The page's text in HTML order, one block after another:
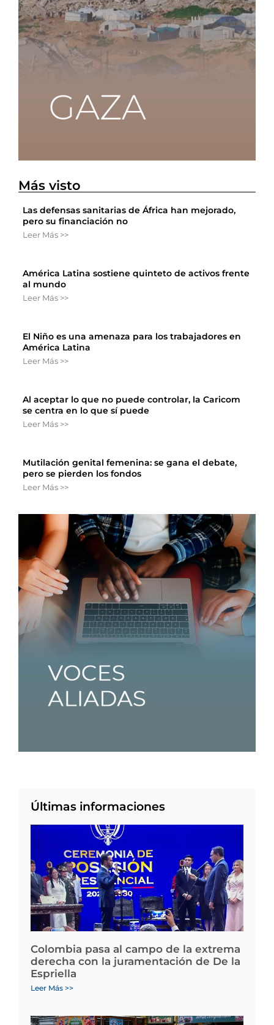
Más visto
Las defensas sanitarias de África han mejorado,
pero su financiación no
Leer Más >>
América Latina sostiene quinteto de activos frente
al mundo
Leer Más >>
El Niño es una amenaza para los trabajadores en
América Latina
Leer Más >>
Al aceptar lo que no puede controlar, la Caricom
se centra en lo que sí puede
Leer Más >>
Mutilación genital femenina: se gana el debate,
pero se pierden los fondos
Leer Más >>
Últimas informaciones
Colombia pasa al campo de la extrema
derecha con la juramentación de De la
Espriella
Leer Más >>